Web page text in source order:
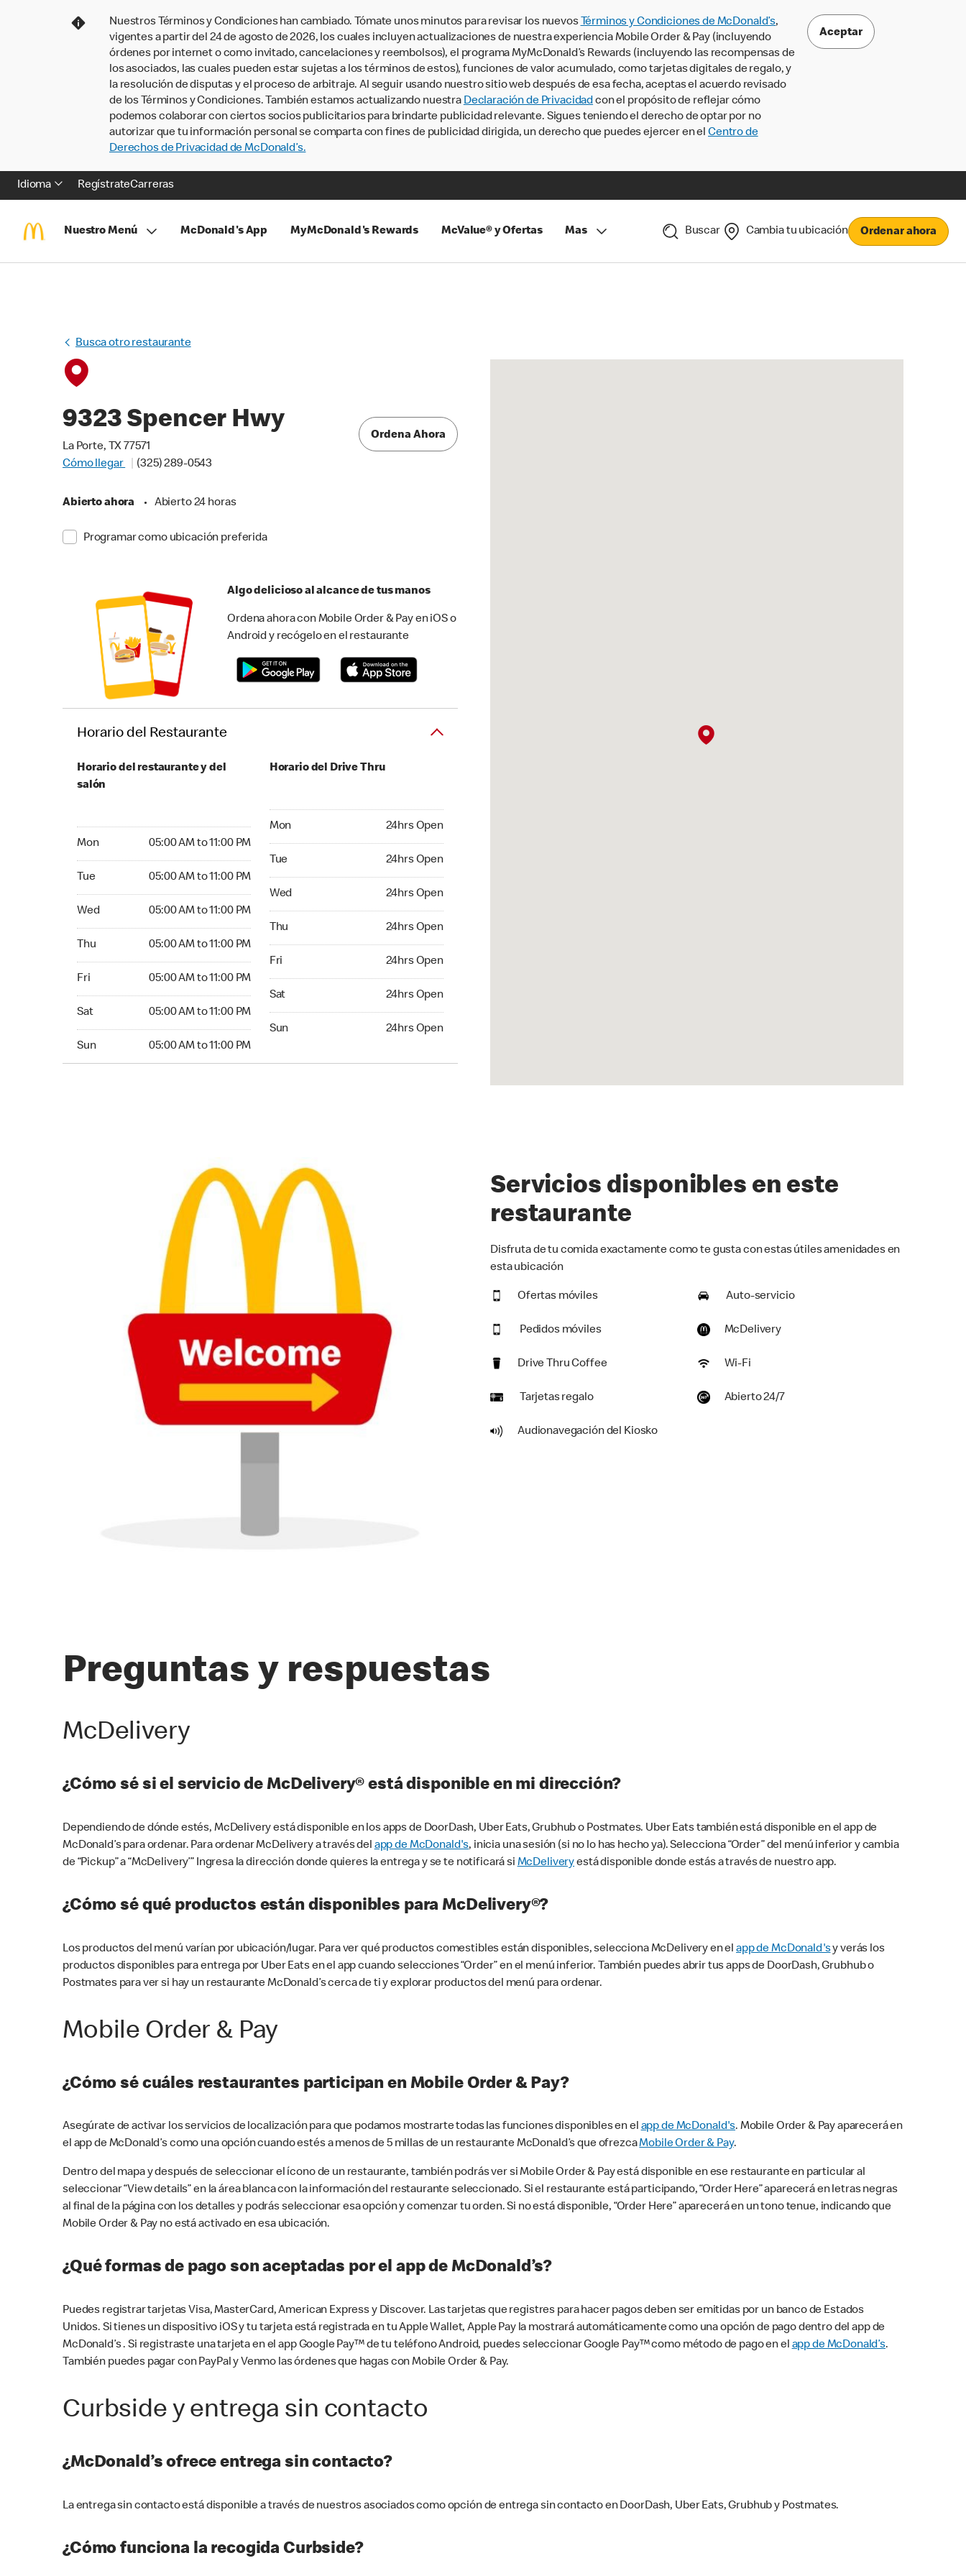
Nuestros Términos y Condiciones han cambiado. Tómate unos minutos para revisar los nuevos Términos y Condiciones de McDonald’s,
vigentes a partir del 24 de agosto de 2026, los cuales incluyen actualizaciones de nuestra experiencia Mobile Order & Pay (incluyendo
órdenes por internet o como invitado, cancelaciones y reembolsos), el programa MyMcDonald’s Rewards (incluyendo las recompensas de
los asociados, las cuales pueden estar sujetas a los términos de estos), funciones de valor acumulado, como tarjetas digitales de regalo, y
la resolución de disputas y el proceso de arbitraje. Al seguir usando nuestro sitio web después de esa fecha, aceptas el acuerdo revisado
de los Términos y Condiciones. También estamos actualizando nuestra Declaración de Privacidadcon el propósito de reflejar cómo
podemos colaborar con ciertos socios publicitarios para brindarte publicidad relevante. Sigues teniendo el derecho de optar por no
autorizar que tu información personal se comparta con fines de publicidad dirigida, un derecho que puedes ejercer en el Centro de
Derechos de Privacidad de McDonald’s.
Aceptar
Idioma RegístrateCarreras
Nuestro Menú McDonald's App MyMcDonald's Rewards McValue® y Ofertas Mas Buscar Cambia tu ubicación Ordenar ahora
Busca otro restaurante
9323 Spencer Hwy
La Porte, TX 77571
Cómo llegar
(325) 289-0543
Abierto ahora • Abierto 24 horas
Programar como ubicación preferida
Ordena Ahora
Algo delicioso al alcance de tus manos
Ordena ahora con Mobile Order & Pay en iOS o
Android y recógelo en el restaurante
Horario del Restaurante
Horario del restaurante y del
salón
Mon 05:00 AM to 11:00 PM
Tue 05:00 AM to 11:00 PM
Wed 05:00 AM to 11:00 PM
Thu 05:00 AM to 11:00 PM
Fri 05:00 AM to 11:00 PM
Sat 05:00 AM to 11:00 PM
Sun 05:00 AM to 11:00 PM
Horario del Drive Thru
Mon 24hrs Open
Tue 24hrs Open
Wed 24hrs Open
Thu 24hrs Open
Fri 24hrs Open
Sat 24hrs Open
Sun 24hrs Open
Servicios disponibles en este
restaurante
Disfruta de tu comida exactamente como te gusta con estas útiles amenidades en
esta ubicación
Ofertas móviles Auto-servicio
Pedidos móviles McDelivery
Drive Thru Coffee Wi-Fi
Tarjetas regalo Abierto 24/7
Audionavegación del Kiosko
Preguntas y respuestas
McDelivery
¿Cómo sé si el servicio de McDelivery® está disponible en mi dirección?
Dependiendo de dónde estés, McDelivery está disponible en los apps de DoorDash, Uber Eats, Grubhub o Postmates. Uber Eats también está disponible en el app de
McDonald’s para ordenar. Para ordenar McDelivery a través del app de McDonald's, inicia una sesión (si no lo has hecho ya). Selecciona “Order” del menú inferior y cambia
de “Pickup” a “McDelivery’” Ingresa la dirección donde quieres la entrega y se te notificará si McDeliveryestá disponible donde estás a través de nuestro app.
¿Cómo sé qué productos están disponibles para McDelivery®?
Los productos del menú varían por ubicación/lugar. Para ver qué productos comestibles están disponibles, selecciona McDelivery en elapp de McDonald'sy verás los
productos disponibles para entrega por Uber Eats en el app cuando selecciones “Order” en el menú inferior. También puedes abrir tus apps de DoorDash, Grubhub o
Postmates para ver si hay un restaurante McDonald’s cerca de ti y explorar productos del menú para ordenar.
Mobile Order & Pay
¿Cómo sé cuáles restaurantes participan en Mobile Order & Pay?
Asegúrate de activar los servicios de localización para que podamos mostrarte todas las funciones disponibles en elapp de McDonald's. Mobile Order & Pay aparecerá en
el app de McDonald’s como una opción cuando estés a menos de 5 millas de un restaurante McDonald’s que ofrezcaMobile Order & Pay.
Dentro del mapa y después de seleccionar el ícono de un restaurante, también podrás ver si Mobile Order & Pay está disponible en ese restaurante en particular al
seleccionar “View details” en la área blanca con la información del restaurante seleccionado. Si el restaurante está participando, “Order Here” aparecerá en letras negras
al final de la página con los detalles y podrás seleccionar esa opción y comenzar tu orden. Si no está disponible, “Order Here” aparecerá en un tono tenue, indicando que
Mobile Order & Pay no está activado en esa ubicación.
¿Qué formas de pago son aceptadas por el app de McDonald’s?
Puedes registrar tarjetas Visa, MasterCard, American Express y Discover. Las tarjetas que registres para hacer pagos deben ser emitidas por un banco de Estados
Unidos. Si tienes un dispositivo iOS y tu tarjeta está registrada en tu Apple Wallet, Apple Pay la mostrará automáticamente como una opción de pago dentro del app de
McDonald’s . Si registraste una tarjeta en el app Google Pay™ de tu teléfono Android, puedes seleccionar Google Pay™ como método de pago en elapp de McDonald’s.
También puedes pagar con PayPal y Venmo las órdenes que hagas con Mobile Order & Pay.
Curbside y entrega sin contacto
¿McDonald’s ofrece entrega sin contacto?
La entrega sin contacto está disponible a través de nuestros asociados como opción de entrega sin contacto en DoorDash, Uber Eats, Grubhub y Postmates.
¿Cómo funciona la recogida Curbside?